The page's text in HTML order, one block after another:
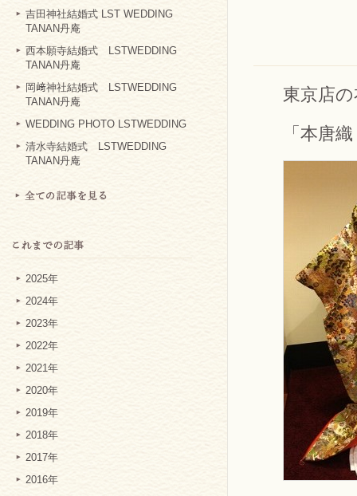
吉田神社結婚式 LST WEDDING
TANAN丹庵
西本願寺結婚式 LSTWEDDING
TANAN丹庵
岡﨑神社結婚式 LSTWEDDING
TANAN丹庵
WEDDING PHOTO LSTWEDDING
清水寺結婚式 LSTWEDDING
TANAN丹庵
2025年
2024年
2023年
2022年
2021年
2020年
2019年
2018年
2017年
2016年
東京店
「本唐